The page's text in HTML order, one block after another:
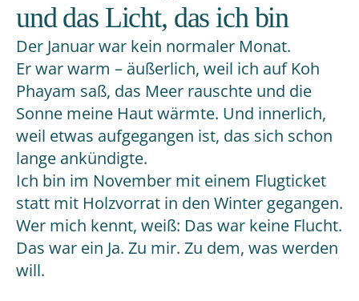
und das Licht, das ich bin
Der Januar war kein normaler Monat.
Er war warm – äußerlich, weil ich auf Koh
Phayam saß, das Meer rauschte und die
Sonne meine Haut wärmte. Und innerlich,
weil etwas aufgegangen ist, das sich schon
lange ankündigte.
Ich bin im November mit einem Flugticket
statt mit Holzvorrat in den Winter gegangen.
Wer mich kennt, weiß: Das war keine Flucht.
Das war ein Ja. Zu mir. Zu dem, was werden
will.